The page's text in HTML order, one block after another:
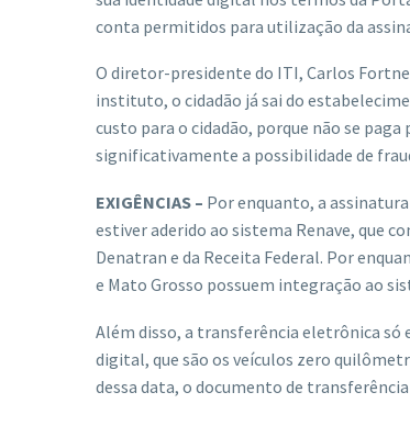
conta permitidos para utilização da
O diretor-presidente do ITI, Carlos
instituto, o cidadão já sai do
custo para o cidadão, porque não se
significativamente a possibilidade de
EXIGÊNCIAS – Por enquanto, a
estiver aderido ao sistema Renave, que
Denatran e da Receita Federal. Por
e Mato Grosso possuem integração ao
Além disso, a transferência eletrônica só
digital, que são os veículos zero
dessa data, o documento de